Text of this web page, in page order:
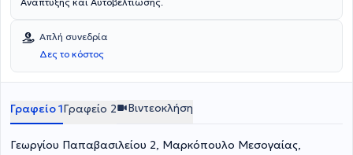
Απλή συνεδρία
Δες το κόστος
Γραφείο 1Γραφείο 2 Βιντεοκλήση
Γεωργίου Παπαβασιλείου 2, Μαρκόπουλο Μεσογαίας,